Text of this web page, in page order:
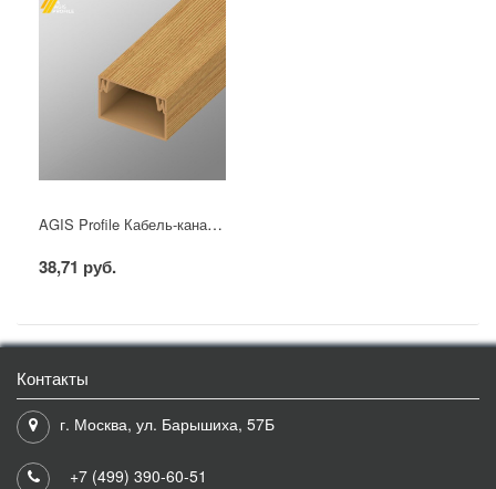
AGIS Profile Кабель-канал ПВХ 25х16 мм Сосна 3D (60м/уп)
38,71 руб.
Контакты
г. Москва, ул. Барышиха, 57Б
+7 (499) 390-60-51